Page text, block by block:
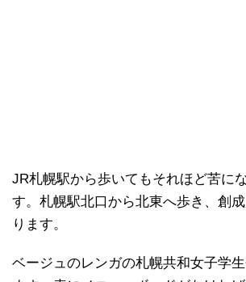
JR札幌駅から歩いてもそれほど苦に
す。札幌駅北口から北東へ歩き、創
ります。
ベージュのレンガの札幌共和女子学